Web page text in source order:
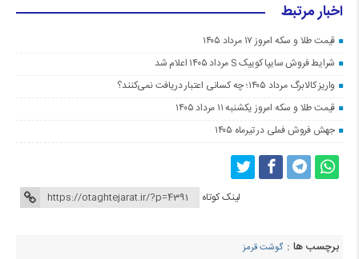
اخبار مرتبط
قیمت طلا و سکه امروز ۱۷ مرداد ۱۴۰۵
شرایط فروش سایپا کوییک S مرداد ۱۴۰۵ اعلام شد
واریز کالابرگ مرداد ۱۴۰۵؛ چه کسانی اعتبار دریافت نمی‌کنند؟
قیمت طلا و سکه امروز یکشنبه ۱۱ مرداد ۱۴۰۵
جهش فروش فملی در تیرماه ۱۴۰۵
لینک کوتاه
برچسب ها : گوشت قرمز